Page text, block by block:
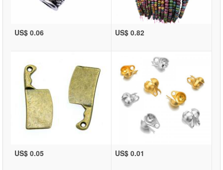
US$ 0.06 US$ 0.82
US$ 0.05 US$ 0.01